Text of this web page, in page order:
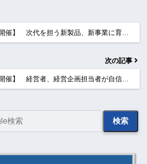
催】 次代を担う新製品、新事業に育…
次の記事
催】 経営者、経営企画担当者が自信…
検索